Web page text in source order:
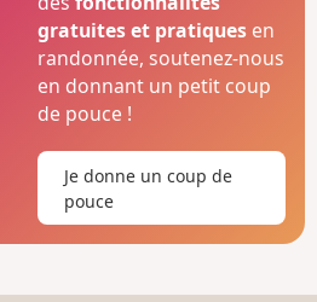
gratuites et pratiques en
randonnée, soutenez-nous
en donnant un petit coup
de pouce !
Je donne un coup de
pouce